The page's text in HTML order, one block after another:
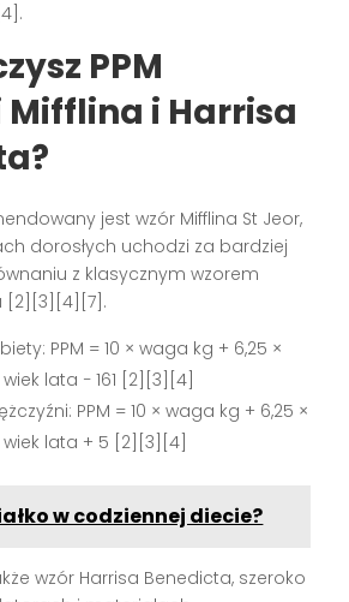
PPM
i Harrisa
jest wzór Mifflina St Jeor,
dorosłych uchodzi za bardziej
z klasycznym wzorem
[2][3][4][7].
PPM = 10 × waga kg + 6,25 ×
lata − 161 [2][3][4]
PPM = 10 × waga kg + 6,25 ×
lata + 5 [2][3][4]
w codziennej diecie?
wzór Harrisa Benedicta, szeroko